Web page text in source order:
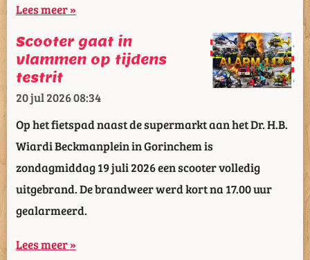
Lees meer »
Scooter gaat in
vlammen op tijdens
testrit
20 jul 202608:34
Op het fietspad naast de supermarkt aan het Dr. H.B.
Wiardi Beckmanplein in Gorinchem is
zondagmiddag 19 juli 2026 een scooter volledig
uitgebrand. De brandweer werd kort na 17.00 uur
gealarmeerd.
Lees meer »